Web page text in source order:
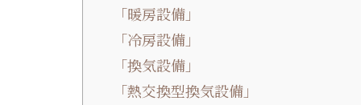
「暖房設備」
「冷房設備」
「換気設備」
「熱交換型換気設備」